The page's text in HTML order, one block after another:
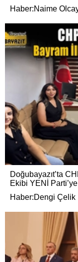
Haber:Naime
Doğubayazıt’ta
Ekibi YENİ Parti’ye
Haber:Dengi Çelik